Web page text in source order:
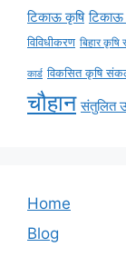
टिकाऊ कृषि
विविधीकरण बिहार कृषि
कार्ड विकसित कृषि
चौहान संतुलित
Home
Blog